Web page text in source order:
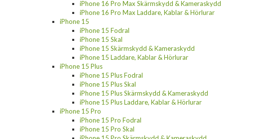
iPhone 16 Pro Max Skärmskydd & Kameraskydd
iPhone 16 Pro Max Laddare, Kablar & Hörlurar
iPhone 15
iPhone 15 Fodral
iPhone 15 Skal
iPhone 15 Skärmskydd & Kameraskydd
iPhone 15 Laddare, Kablar & Hörlurar
iPhone 15 Plus
iPhone 15 Plus Fodral
iPhone 15 Plus Skal
iPhone 15 Plus Skärmskydd & Kameraskydd
iPhone 15 Plus Laddare, Kablar & Hörlurar
iPhone 15 Pro
iPhone 15 Pro Fodral
iPhone 15 Pro Skal